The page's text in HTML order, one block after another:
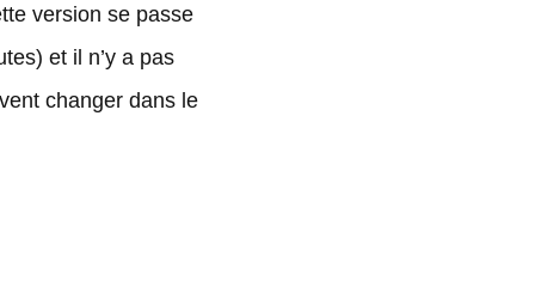
version se passe
et il n’y a pas
changer dans le